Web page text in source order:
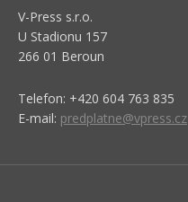
V-Press s.r.o.
U Stadionu 157
266 01 Beroun
Telefon: +420 604 763 835
E-mail: predplatne@vpress.cz